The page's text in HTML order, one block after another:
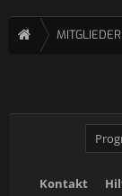
MITGLIEDER
Kontakt